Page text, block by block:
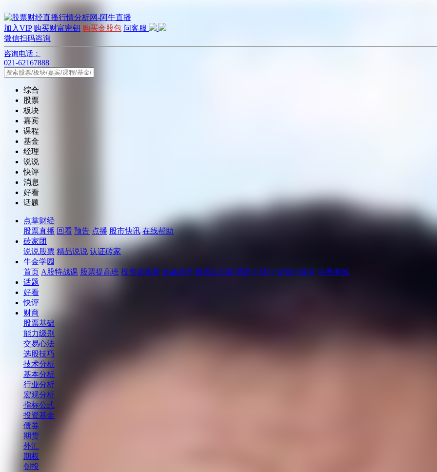
加入VIP 购买财富密钥 购买金股包 问客服
微信扫码咨询
咨询电话：
021-62167888
综合
股票
板块
嘉宾
课程
基金
经理
说说
快评
消息
好看
话题
点掌财经
股票直播 回看 预告 点播 股市快讯 在线帮助
砖家团
说说股票 精品说说 认证砖家
牛金学园
首页 A股特战课 股票提高班 投资训练营 金融必学 股票五元课 股市小技巧 财经小课堂 牛券商城
话题
好看
快评
财商
股票基础
能力级别
交易心法
选股技巧
技术分析
基本分析
行业分析
宏观分析
指标公式
投资基金
债券
期货
外汇
期权
创投